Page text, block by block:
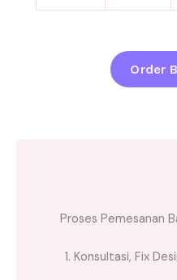
Order
Proses Pemesanan
1. Konsultasi, Fix